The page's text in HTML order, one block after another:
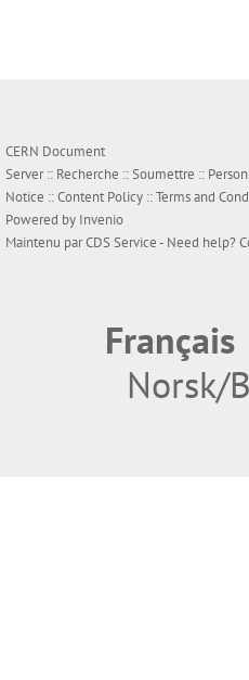
CERN Document
Server :: Recherche ::Soumettre ::
Notice ::Content Policy ::Terms and
Powered by Invenio
Maintenu parCDS Service- Need help?
Français
Norsk/